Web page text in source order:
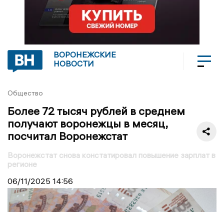
ВОРОНЕЖСКИЕ
НОВОСТИ
Общество
Более 72 тысяч рублей в среднем
получают воронежцы в месяц,
посчитал Воронежстат
Воронежстат снова констатировал повышение зарплат в
регионе
06/11/2025 14:56